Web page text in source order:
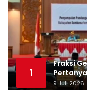
1
Fraksi
9 Juli 2026